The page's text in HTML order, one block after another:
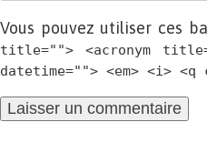
Vous pouvez utiliser ces
title=""> <acronym
datetime=""> <em> <i>